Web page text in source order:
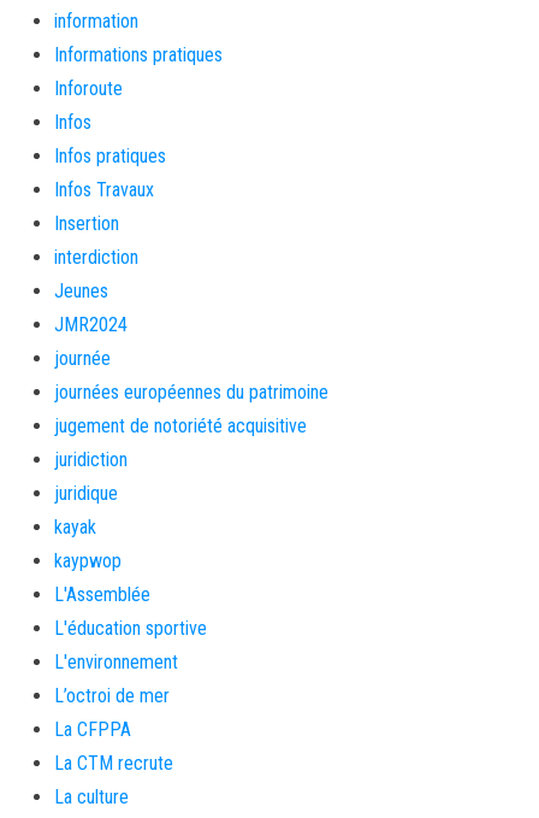
information
Informations pratiques
Inforoute
Infos
Infos pratiques
Infos Travaux
Insertion
interdiction
Jeunes
JMR2024
journée
journées européennes du patrimoine
jugement de notoriété acquisitive
juridiction
juridique
kayak
kaypwop
L'Assemblée
L'éducation sportive
L'environnement
L’octroi de mer
La CFPPA
La CTM recrute
La culture